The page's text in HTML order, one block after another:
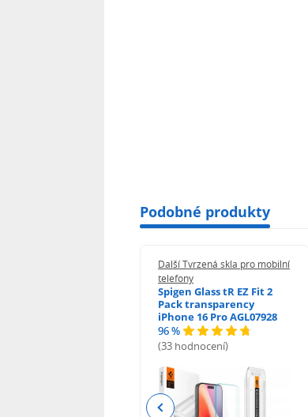
Podobné produkty
Další Tvrzená skla pro mobilní
telefony
Spigen Glass tR EZ Fit 2
Pack transparency
iPhone 16 Pro AGL07928
96 %
(33 hodnocení)
Previous